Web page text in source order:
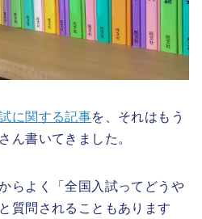
に関する記事を、それはもう
ん書いてきました。
らよく「全国入試ってどうや
質問されることもあります